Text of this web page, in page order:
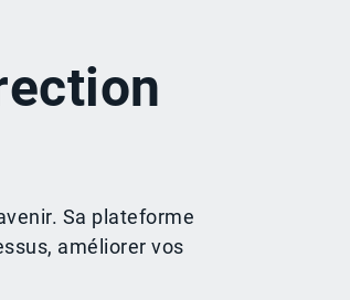
Sa plateforme
améliorer vos